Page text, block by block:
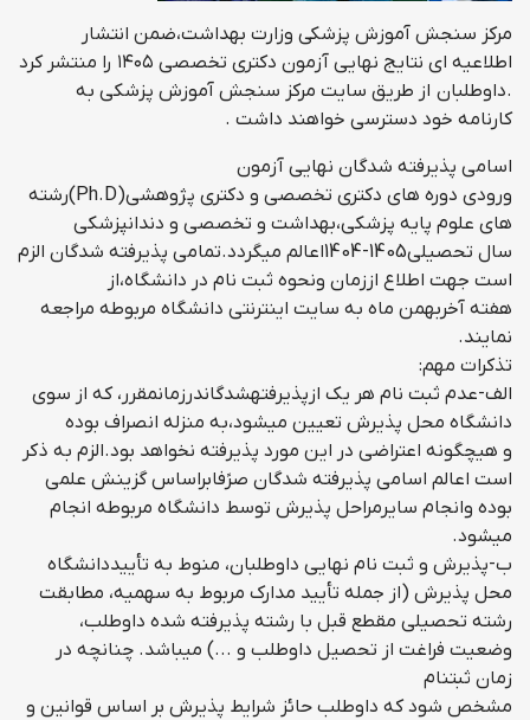
مرکز سنجش آموزش پزشکی وزارت بهداشت،ضمن انتشار
اطلاعیه ای نتایج نهایی آزمون دکتری تخصصی ۱۴۰۵ را منتشر کرد
.داوطلبان از طریق سایت مرکز سنجش آموزش پزشكی به
کارنامه خود دسترسی خواهند داشت .
اسامي پذيرفته شدگان نهايي آزمون
ورودي دوره هاي دكتري تخصصي و دكتري پژوهشي(Ph.D)رشته
هاي علوم پايه پزشكي،بهداشت و تخصصي و دندانپزشكي
سال تحصيلي1405-1404اعالم ميگردد.تمامي پذيرفته شدگان الزم
است جهت اطلاع اززمان ونحوه ثبت نام در دانشگاه،از
هفته آخربهمن ماه به سايت اينترنتي دانشگاه مربوطه مراجعه
نمايند.
تذکرات مهم:
الف-عدم ثبت نام هر يك ازپذيرفتهشدگاندرزمانمقرر، كه از سوي
دانشگاه محل پذيرش تعيين ميشود،به منزله انصراف بوده
و هيچگونه اعتراضي در اين مورد پذيرفته نخواهد بود.الزم به ذكر
است اعالم اسامي پذيرفته شدگان صرًفابراساس گزينش علمي
بوده وانجام سايرمراحل پذيرش توسط دانشگاه مربوطه انجام
ميشود.
ب-پذيرش و ثبت نام نهايي داوطلبان، منوط به تأييددانشگاه
محل پذيرش (از جمله تأييد مدارک مربوط به سهميه، مطابقت
رشته تحصيلي مقطع قبل با رشته پذيرفته شده داوطلب،
وضعيت فراغت از تحصيل داوطلب و ...) ميباشد. چنانچه در
زمان ثبتنام
مشخص شود كه داوطلب حائز شرايط پذيرش بر اساس قوانين و